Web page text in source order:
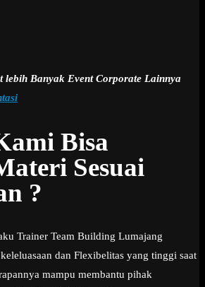
Banyak Event Corporate Lainnya
Bisa
Sesuai
?
Trainer Team Building Lumajang
dan Flexibelitas yang tinggi saat
mampu membantu pihak